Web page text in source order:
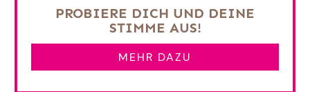
PROBIERE DICH UND DEINE
STIMME AUS!
MEHR DAZU